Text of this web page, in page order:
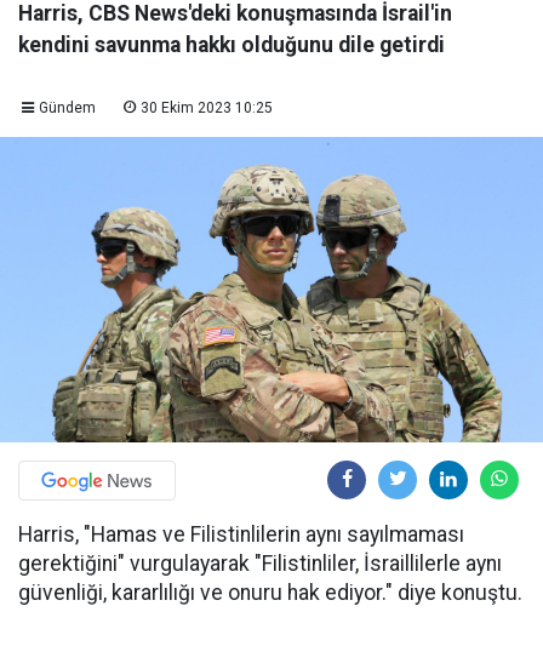
Harris, CBS News'deki konuşmasında İsrail'in
kendini savunma hakkı olduğunu dile getirdi
Gündem 30 Ekim 2023 10:25
Harris, "Hamas ve Filistinlilerin aynı sayılmaması
gerektiğini" vurgulayarak "Filistinliler, İsraillilerle aynı
güvenliği, kararlılığı ve onuru hak ediyor." diye konuştu.